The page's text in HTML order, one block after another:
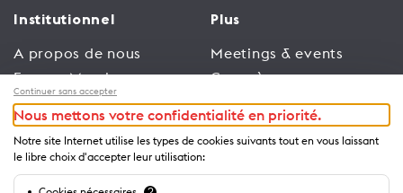
Institutionnel
A propos de nous
Espace Membres
Emploi
Conditions générales
d’utilisation
Politique de
Plus
Meetings & events
Congrès
Trade
Espace Médias
Annonceurs
Brochures et guides
Continuer sans accepter
Nous mettons votre confidentialité en priorité.
Notre site Internet utilise les types de cookies suivants tout en vous laissant
le libre choix d'accepter leur utilisation: